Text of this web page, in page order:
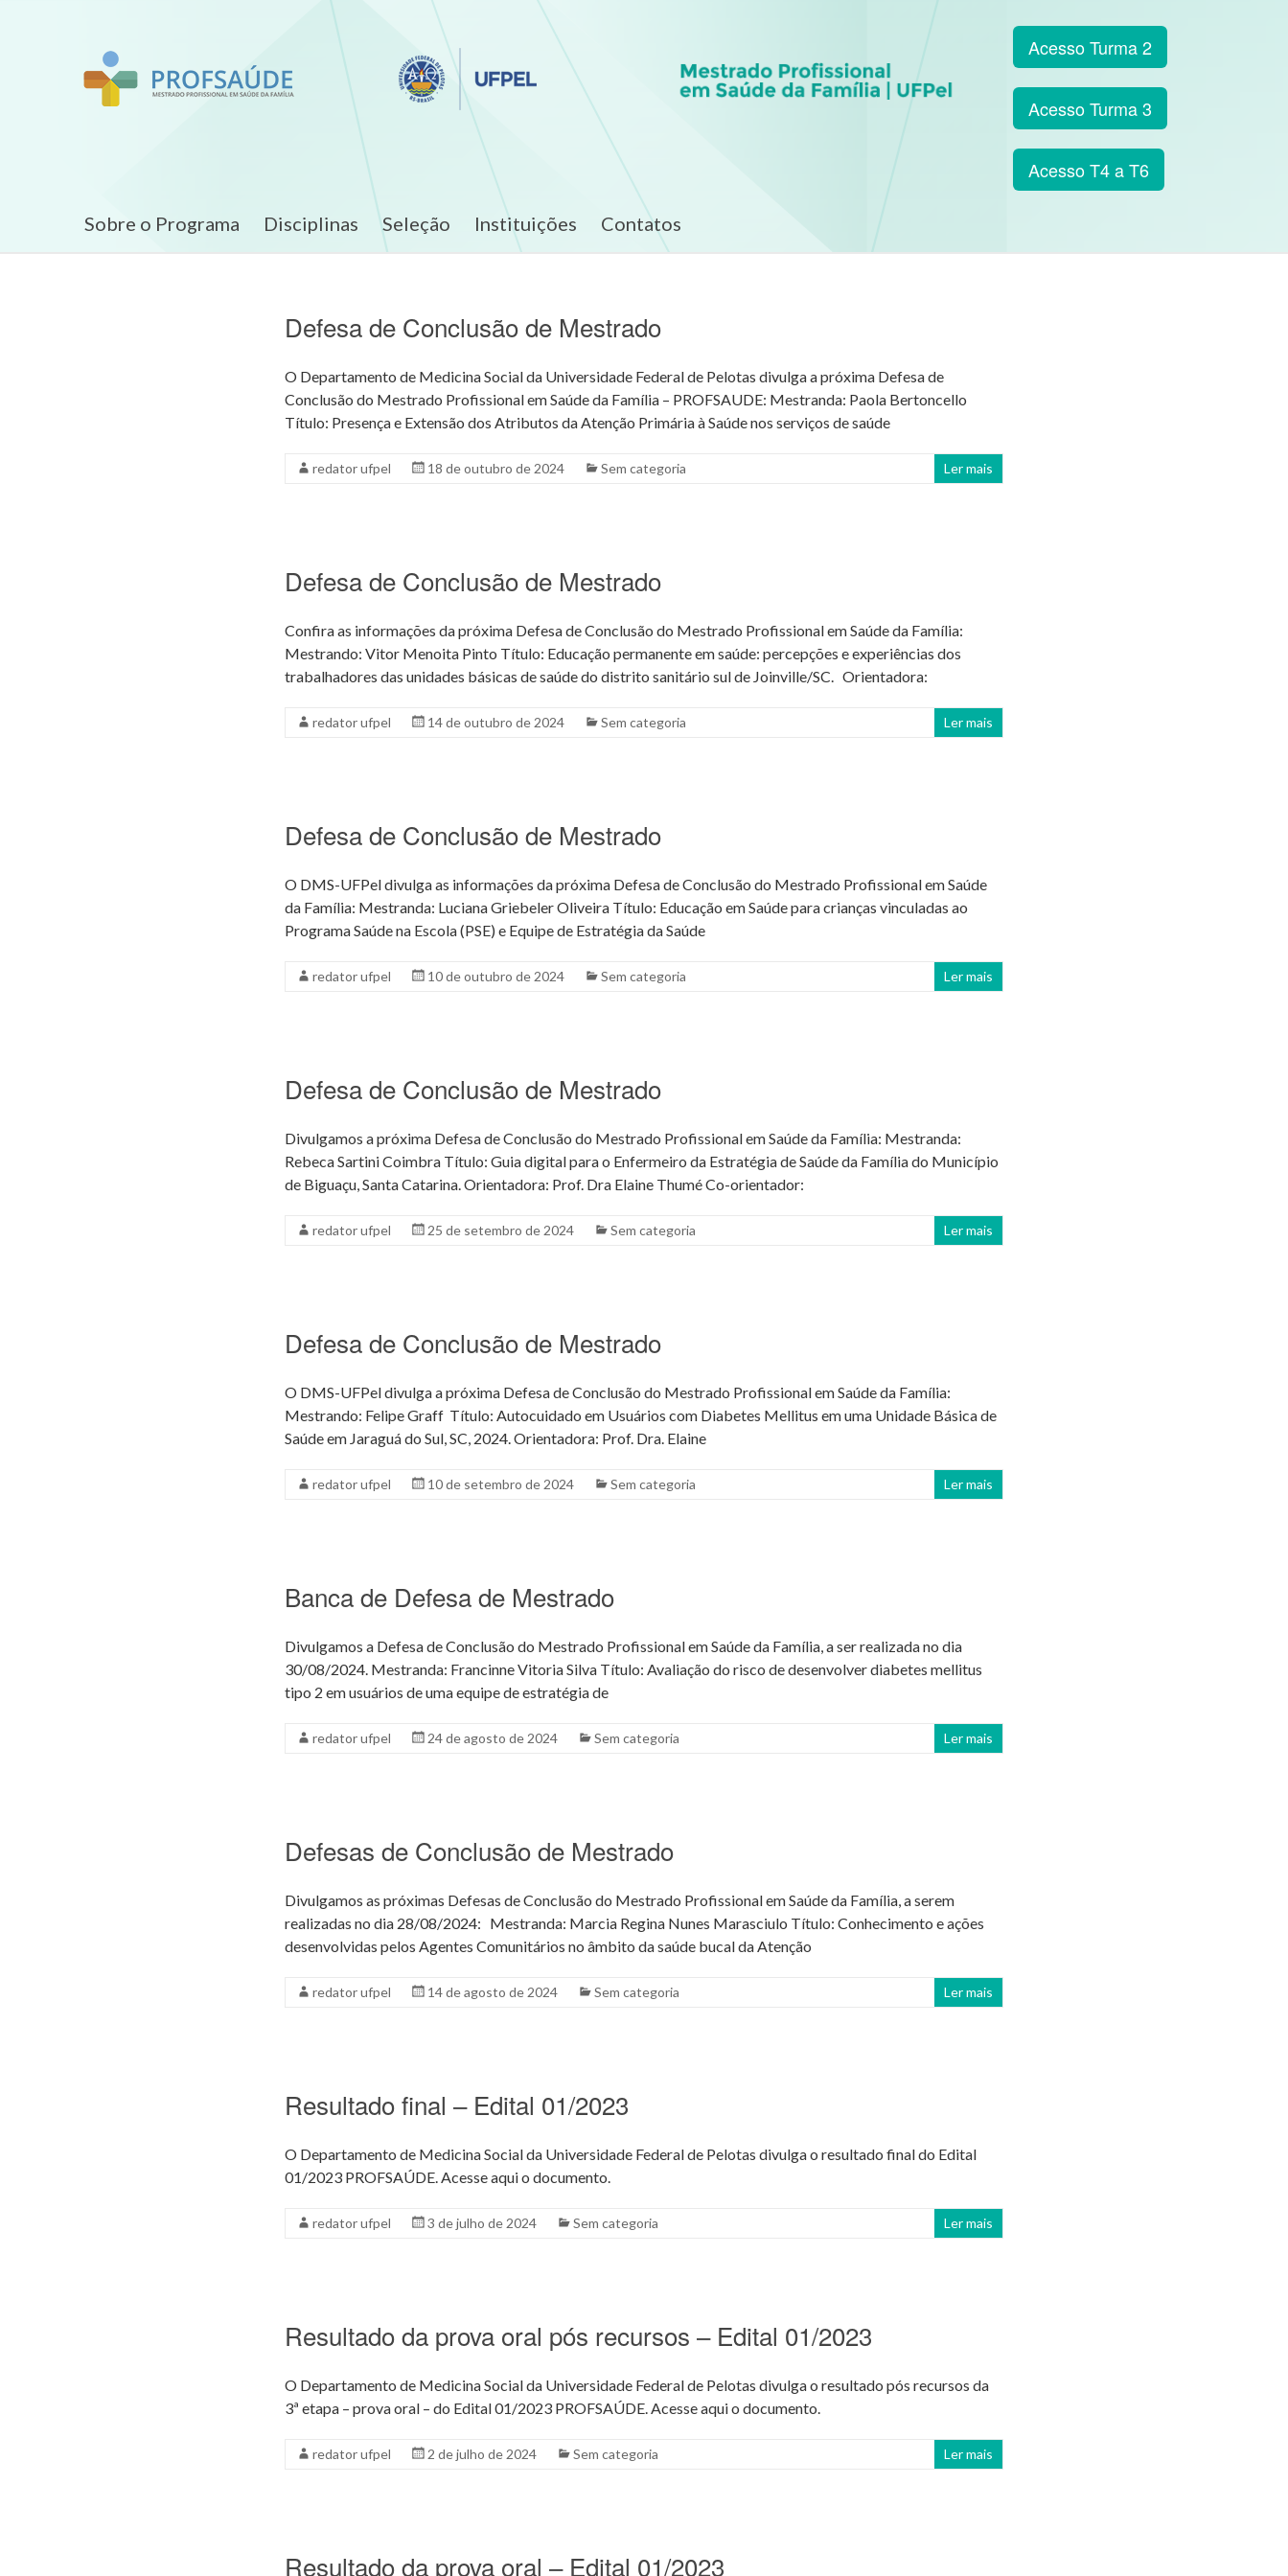
Acesso Turma 2
Acesso Turma 3
Acesso T4 a T6
Sobre o Programa Disciplinas Seleção Instituições Contatos
Defesa de Conclusão de Mestrado
O Departamento de Medicina Social da Universidade Federal de Pelotas divulga a próxima Defesa de
Conclusão do Mestrado Profissional em Saúde da Família – PROFSAUDE: Mestranda: Paola Bertoncello
Título: Presença e Extensão dos Atributos da Atenção Primária à Saúde nos serviços de saúde
redator ufpel 18 de outubro de 2024 Sem categoria Ler mais
Defesa de Conclusão de Mestrado
Confira as informações da próxima Defesa de Conclusão do Mestrado Profissional em Saúde da Família:
Mestrando: Vitor Menoita Pinto Título: Educação permanente em saúde: percepções e experiências dos
trabalhadores das unidades básicas de saúde do distrito sanitário sul de Joinville/SC. Orientadora:
redator ufpel 14 de outubro de 2024 Sem categoria Ler mais
Defesa de Conclusão de Mestrado
O DMS-UFPel divulga as informações da próxima Defesa de Conclusão do Mestrado Profissional em Saúde
da Família: Mestranda: Luciana Griebeler Oliveira Título: Educação em Saúde para crianças vinculadas ao
Programa Saúde na Escola (PSE) e Equipe de Estratégia da Saúde
redator ufpel 10 de outubro de 2024 Sem categoria Ler mais
Defesa de Conclusão de Mestrado
Divulgamos a próxima Defesa de Conclusão do Mestrado Profissional em Saúde da Família: Mestranda:
Rebeca Sartini Coimbra Título: Guia digital para o Enfermeiro da Estratégia de Saúde da Família do Município
de Biguaçu, Santa Catarina. Orientadora: Prof. Dra Elaine Thumé Co-orientador:
redator ufpel 25 de setembro de 2024 Sem categoria Ler mais
Defesa de Conclusão de Mestrado
O DMS-UFPel divulga a próxima Defesa de Conclusão do Mestrado Profissional em Saúde da Família:
Mestrando: Felipe Graff Título: Autocuidado em Usuários com Diabetes Mellitus em uma Unidade Básica de
Saúde em Jaraguá do Sul, SC, 2024. Orientadora: Prof. Dra. Elaine
redator ufpel 10 de setembro de 2024 Sem categoria Ler mais
Banca de Defesa de Mestrado
Divulgamos a Defesa de Conclusão do Mestrado Profissional em Saúde da Família, a ser realizada no dia
30/08/2024. Mestranda: Francinne Vitoria Silva Título: Avaliação do risco de desenvolver diabetes mellitus
tipo 2 em usuários de uma equipe de estratégia de
redator ufpel 24 de agosto de 2024 Sem categoria Ler mais
Defesas de Conclusão de Mestrado
Divulgamos as próximas Defesas de Conclusão do Mestrado Profissional em Saúde da Família, a serem
realizadas no dia 28/08/2024: Mestranda: Marcia Regina Nunes Marasciulo Título: Conhecimento e ações
desenvolvidas pelos Agentes Comunitários no âmbito da saúde bucal da Atenção
redator ufpel 14 de agosto de 2024 Sem categoria Ler mais
Resultado final – Edital 01/2023
O Departamento de Medicina Social da Universidade Federal de Pelotas divulga o resultado final do Edital
01/2023 PROFSAÚDE. Acesse aqui o documento.
redator ufpel 3 de julho de 2024 Sem categoria Ler mais
Resultado da prova oral pós recursos – Edital 01/2023
O Departamento de Medicina Social da Universidade Federal de Pelotas divulga o resultado pós recursos da
3ª etapa – prova oral – do Edital 01/2023 PROFSAÚDE. Acesse aqui o documento.
redator ufpel 2 de julho de 2024 Sem categoria Ler mais
Resultado da prova oral – Edital 01/2023